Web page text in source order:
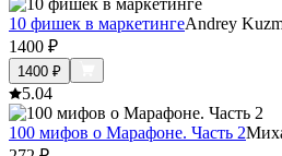
10 фишек в маркетингеAndrey
1400 ₽
1400 ₽
5.04
100 мифов о Марафоне. Часть 2